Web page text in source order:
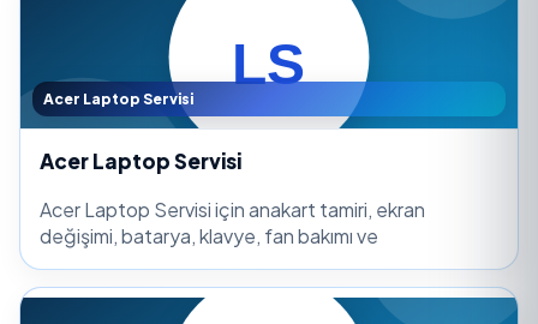
Acer Laptop Servisi
Acer Laptop Servisi
Acer Laptop Servisi için anakart tamiri, ekran
değişimi, batarya, klavye, fan bakımı ve